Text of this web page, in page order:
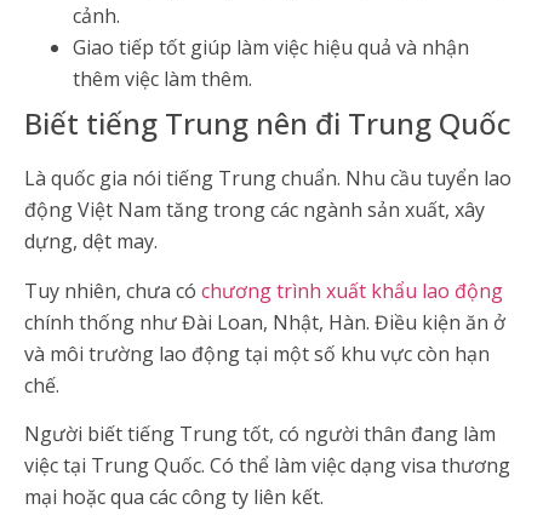
cảnh.
Giao tiếp tốt giúp làm việc hiệu quả và nhận
thêm việc làm thêm.
Biết tiếng Trung nên đi Trung Quốc
Là quốc gia nói tiếng Trung chuẩn. Nhu cầu tuyển lao
động Việt Nam tăng trong các ngành sản xuất, xây
dựng, dệt may.
Tuy nhiên, chưa có chương trình xuất khẩu lao động
chính thống như Đài Loan, Nhật, Hàn. Điều kiện ăn ở
và môi trường lao động tại một số khu vực còn hạn
chế.
Người biết tiếng Trung tốt, có người thân đang làm
việc tại Trung Quốc. Có thể làm việc dạng visa thương
mại hoặc qua các công ty liên kết.